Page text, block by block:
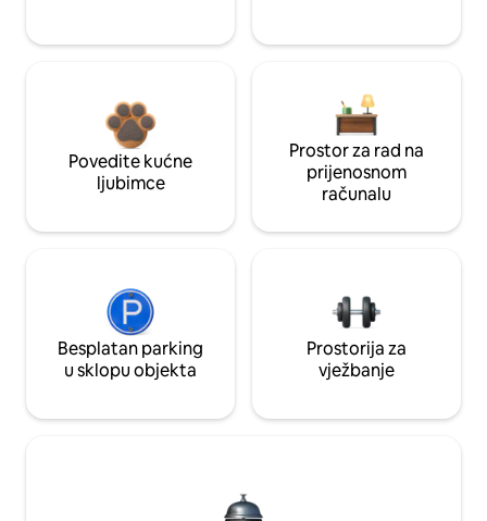
Povedite kućne
ljubimce
Prostor za rad na
prijenosnom
računalu
Besplatan parking
u sklopu objekta
Prostorija za
vježbanje